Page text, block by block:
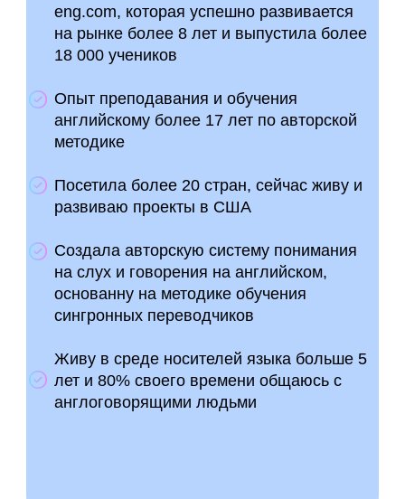
eng.com, которая успешно развивается
на рынке более 8 лет и выпустила более
18 000 учеников
Опыт преподавания и обучения
английскому более 17 лет по авторской
методике
Посетила более 20 стран, сейчас живу и
развиваю проекты в США
Создала авторскую систему понимания
на слух и говорения на английском,
основанну на методике обучения
сингронных переводчиков
Живу в среде носителей языка больше 5
лет и 80% своего времени общаюсь с
англоговорящими людьми